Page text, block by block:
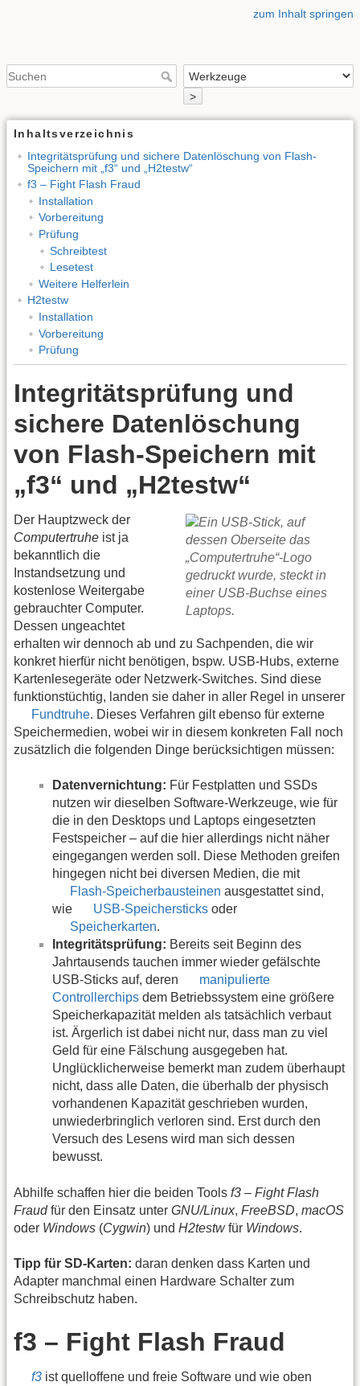
zum Inhalt springen
>
Inhaltsverzeichnis
Integritätsprüfung und sichere Datenlöschung von Flash-
Speichern mit „f3“ und „H2testw“
f3 – Fight Flash Fraud
Installation
Vorbereitung
Prüfung
Schreibtest
Lesetest
Weitere Helferlein
H2testw
Installation
Vorbereitung
Prüfung
Integritätsprüfung und
sichere Datenlöschung
von Flash-Speichern mit
„f3“ und „H2testw“
Der Hauptzweck der
Computertruhe ist ja
bekanntlich die
Instandsetzung und
kostenlose Weitergabe
gebrauchter Computer.
Dessen ungeachtet
erhalten wir dennoch ab und zu Sachpenden, die wir
konkret hierfür nicht benötigen, bspw. USB-Hubs, externe
Kartenlesegeräte oder Netzwerk-Switches. Sind diese
funktionstüchtig, landen sie daher in aller Regel in unserer
Fundtruhe. Dieses Verfahren gilt ebenso für externe
Speichermedien, wobei wir in diesem konkreten Fall noch
zusätzlich die folgenden Dinge berücksichtigen müssen:
Datenvernichtung: Für Festplatten und SSDs
nutzen wir dieselben Software-Werkzeuge, wie für
die in den Desktops und Laptops eingesetzten
Festspeicher – auf die hier allerdings nicht näher
eingegangen werden soll. Diese Methoden greifen
hingegen nicht bei diversen Medien, die mit
Flash-Speicherbausteinen ausgestattet sind,
wie
USB-Speichersticks oder
Speicherkarten.
Integritätsprüfung: Bereits seit Beginn des
Jahrtausends tauchen immer wieder gefälschte
USB-Sticks auf, deren
manipulierte
Controllerchips dem Betriebssystem eine größere
Speicherkapazität melden als tatsächlich verbaut
ist. Ärgerlich ist dabei nicht nur, dass man zu viel
Geld für eine Fälschung ausgegeben hat.
Unglücklicherweise bemerkt man zudem überhaupt
nicht, dass alle Daten, die überhalb der physisch
vorhandenen Kapazität geschrieben wurden,
unwiederbringlich verloren sind. Erst durch den
Versuch des Lesens wird man sich dessen
bewusst.
Abhilfe schaffen hier die beiden Tools f3 – Fight Flash
Fraudfür den Einsatz unter GNU/Linux, FreeBSD, macOS
oder Windows (Cygwin) und H2testwfür Windows.
Tipp für SD-Karten: daran denken dass Karten und
Adapter manchmal einen Hardware Schalter zum
Schreibschutz haben.
f3 – Fight Flash Fraud
f3 ist quelloffene und freie Software und wie oben